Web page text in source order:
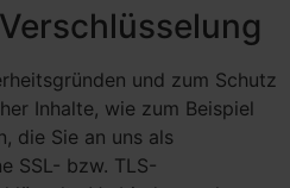
und zum Schutz
Inhalte, wie zum Beispiel
die Sie an uns als
SSL- bzw. TLS-